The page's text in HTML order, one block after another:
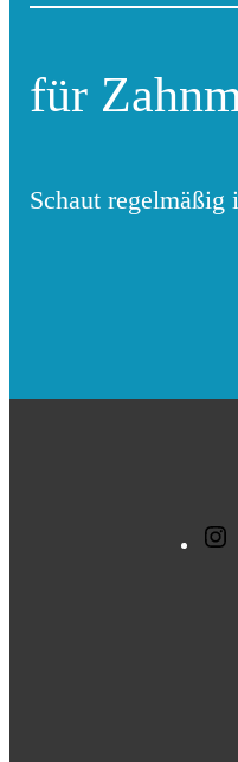
für
Schaut